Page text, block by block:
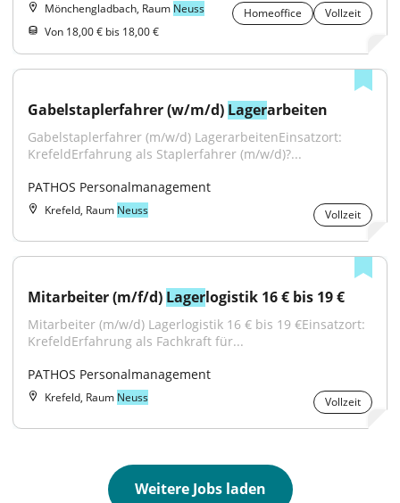
Mönchengladbach, Raum Neuss Homeoffice
Vollzeit
Von 18,00 € bis 18,00 €
Gabelstaplerfahrer (w/m/d) Lagerarbeiten
Gabelstaplerfahrer (m/w/d) LagerarbeitenEinsatzort:
KrefeldErfahrung als Staplerfahrer (m/w/d)?...
PATHOS Personalmanagement
Krefeld, Raum Neuss Vollzeit
Mitarbeiter (m/f/d) Lagerlogistik 16 € bis 19 €
Mitarbeiter (m/w/d) Lagerlogistik 16 € bis 19 €Einsatzort:
KrefeldErfahrung als Fachkraft für...
PATHOS Personalmanagement
Krefeld, Raum Neuss Vollzeit
Weitere Jobs laden